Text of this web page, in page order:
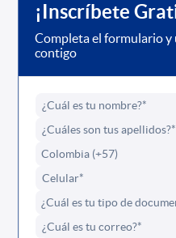
¡Inscríbete
Completa el formulario y
contigo